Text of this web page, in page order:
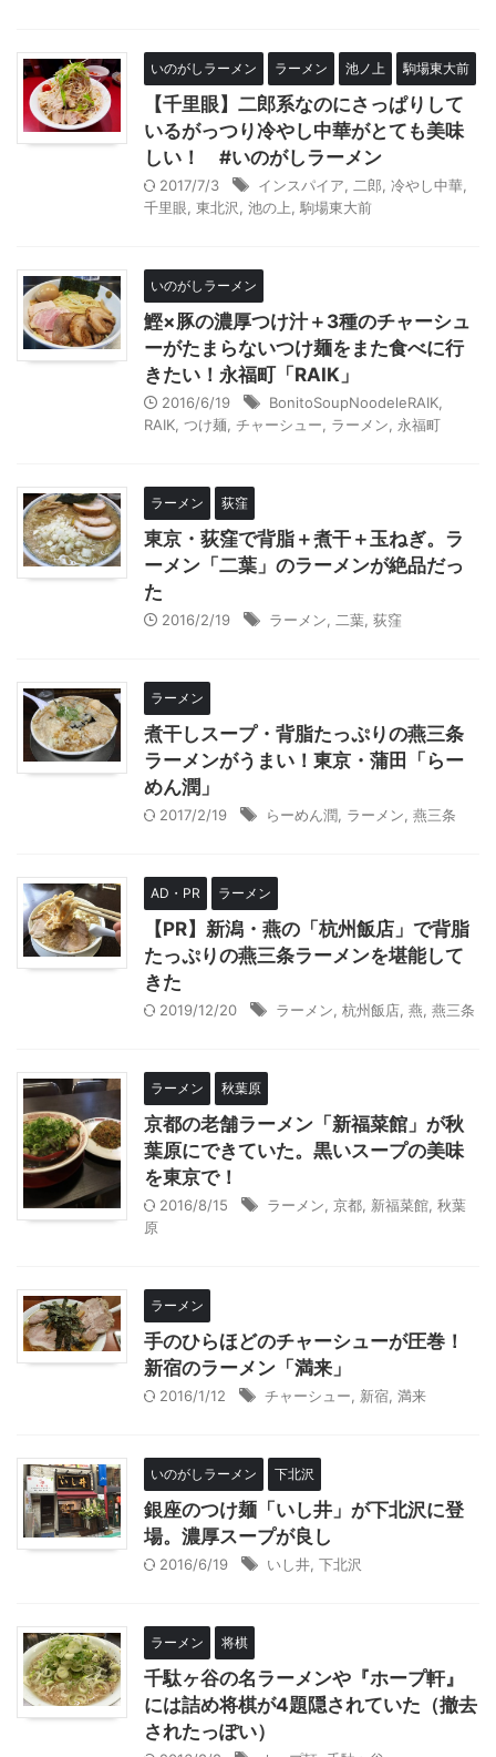
いのがしラーメン ラーメン 池ノ上 駒場東大前
【千里眼】二郎系なのにさっぱりして
いるがっつり冷やし中華がとても美味
しい！ #いのがしラーメン
2017/7/3 インスパイア 二郎 冷やし中華
千里眼 東北沢 池の上 駒場東大前
いのがしラーメン
鰹×豚の濃厚つけ汁＋3種のチャーシュ
ーがたまらないつけ麺をまた食べに行
きたい！永福町「RAIK」
2016/6/19 BonitoSoupNoodeleRAIK
RAIK つけ麺 チャーシュー ラーメン 永福町
ラーメン 荻窪
東京・荻窪で背脂＋煮干＋玉ねぎ。ラ
ーメン「二葉」のラーメンが絶品だっ
た
2016/2/19 ラーメン 二葉 荻窪
ラーメン
煮干しスープ・背脂たっぷりの燕三条
ラーメンがうまい！東京・蒲田「らー
めん潤」
2017/2/19 らーめん潤 ラーメン 燕三条
AD・PR ラーメン
【PR】新潟・燕の「杭州飯店」で背脂
たっぷりの燕三条ラーメンを堪能して
きた
2019/12/20 ラーメン 杭州飯店 燕 燕三条
ラーメン 秋葉原
京都の老舗ラーメン「新福菜館」が秋
葉原にできていた。黒いスープの美味
を東京で！
2016/8/15 ラーメン 京都 新福菜館 秋葉
原
ラーメン
手のひらほどのチャーシューが圧巻！
新宿のラーメン「満来」
2016/1/12 チャーシュー 新宿 満来
いのがしラーメン 下北沢
銀座のつけ麺「いし井」が下北沢に登
場。濃厚スープが良し
2016/6/19 いし井 下北沢
ラーメン 将棋
千駄ヶ谷の名ラーメンや『ホープ軒』
には詰め将棋が4題隠されていた（撤去
されたっぽい）